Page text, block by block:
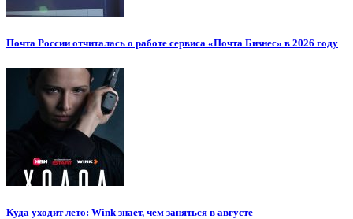
Почта России отчиталась о работе сервиса «Почта Бизнес» в 2026 году
Куда уходит лето: Wink знает, чем заняться в августе